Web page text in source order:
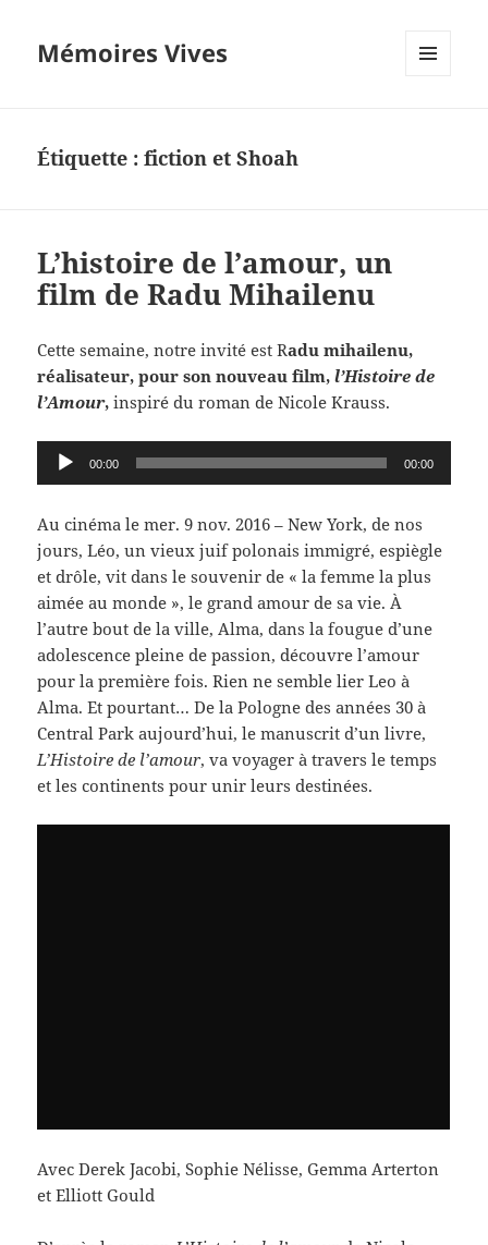
Mémoires Vives
Étiquette :fiction et Shoah
L’histoire de l’amour, un
film de Radu Mihailenu
Cette semaine, notre invité est Radu mihailenu,
réalisateur, pour son nouveau film,l’Histoire de
l’Amour, inspiré du roman de Nicole Krauss.
Lecteur
audio
00:00 00:00
Au cinéma le mer. 9 nov. 2016 –New York, de nos
jours, Léo, un vieux juif polonais immigré, espiègle
et drôle, vit dans le souvenir de « la femme la plus
aimée au monde », le grand amour de sa vie. À
l’autre bout de la ville, Alma, dans la fougue d’une
adolescence pleine de passion, découvre l’amour
pour la première fois. Rien ne semble lier Leo à
Alma. Et pourtant… De la Pologne des années 30 à
Central Park aujourd’hui, le manuscrit d’un livre,
L’Histoire de l’amour, va voyager à travers le temps
et les continents pour unir leurs destinées.
Avec Derek Jacobi, Sophie Nélisse, Gemma Arterton
et Elliott Gould